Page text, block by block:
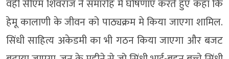
वहीं सीएम शिवराज ने समारोह में घोषणाएं करते हुए कहा कि
हेमू कालाणी के जीवन को पाठ्यक्रम मे किया जाएगा शामिल.
सिंधी साहित्य अकेडमी का भी गठन किया जाएगा और बजट